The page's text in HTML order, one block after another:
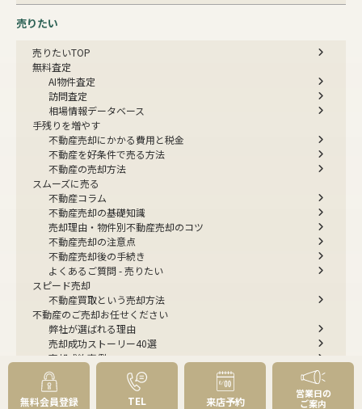
売りたい
売りたいTOP
無料査定
AI物件査定
訪問査定
相場情報データベース
手残りを増やす
不動産売却にかかる費用と税金
不動産を好条件で売る方法
不動産の売却方法
スムーズに売る
不動産コラム
不動産売却の基礎知識
売却理由・物件別不動産売却のコツ
不動産売却の注意点
不動産売却後の手続き
よくあるご質問 - 売りたい
スピード売却
不動産買取という売却方法
不動産のご売却お任せください
弊社が選ばれる理由
売却成功ストーリー40選
売却成約事例
お預かり物件掲載実例
無料実査定予約
無料会員登録 TEL 来店予約
営業日の
ご案内